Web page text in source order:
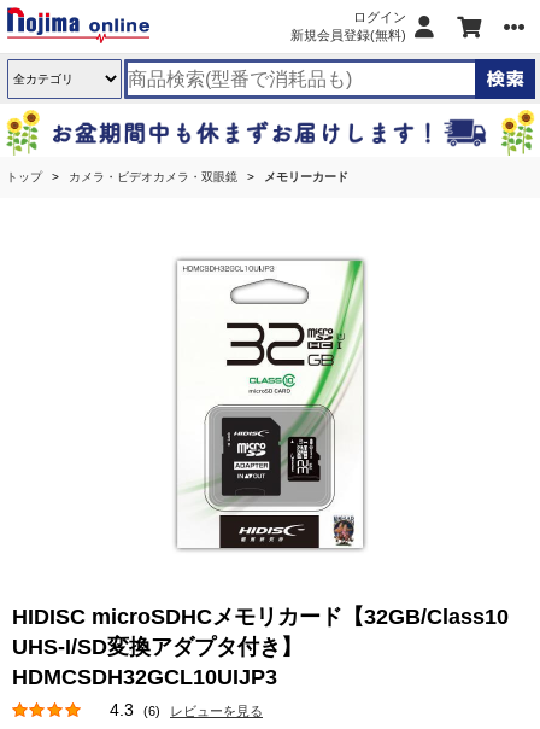
ログイン
新規会員登録(無料)
トップ カメラ・ビデオカメラ・双眼鏡 メモリーカード
HIDISC microSDHCメモリカード【32GB/Class10
UHS-I/SD変換アダプタ付き】
HDMCSDH32GCL10UIJP3
4.3 (6) レビューを見る